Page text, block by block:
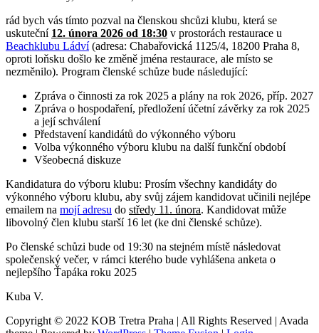
rád bych vás tímto pozval na členskou shcůzi klubu, která se
uskuteční 12. února 2026 od 18:30 v prostorách restaurace u
Beachklubu Ládví(adresa: Chabařovická 1125/4, 18200 Praha 8,
oproti loňsku došlo ke změně jména restaurace, ale místo se
nezměnilo). Program členské schůze bude následující:
Zpráva o činnosti za rok 2025 a plány na rok 2026, příp. 2027
Zpráva o hospodaření, předložení účetní závěrky za rok 2025
a její schválení
Představení kandidátů do výkonného výboru
Volba výkonného výboru klubu na další funkční období
Všeobecná diskuze
Kandidatura do výboru klubu: Prosím všechny kandidáty do
výkonného výboru klubu, aby svůj zájem kandidovat učinili nejlépe
emailem na mojí adresu do středy 11. února. Kandidovat může
libovolný člen klubu starší 16 let (ke dni členské schůze).
Po členské schůzi bude od 19:30 na stejném místě následovat
společenský večer, v rámci kterého bude vyhlášena anketa o
nejlepšího Ťapáka roku 2025
Kuba V.
Copyright © 2022 KOB Tretra Praha | All Rights Reserved | Avada